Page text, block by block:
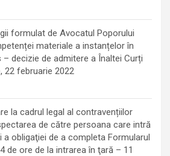
formulat de Avocatul Poporului
materiale a instanțelor în
decizie de admitere a Înaltei Curți
22 februarie 2022
la cadrul legal al contravențiilor
de către persoana care intră
a obligaţiei de a completa Formularul
de ore de la intrarea în ţară – 11